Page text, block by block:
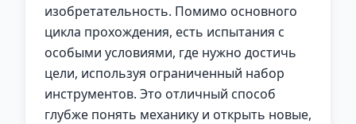
изобретательность. Помимо основного
цикла прохождения, есть испытания с
особыми условиями, где нужно достичь
цели, используя ограниченный набор
инструментов. Это отличный способ
глубже понять механику и открыть новые,